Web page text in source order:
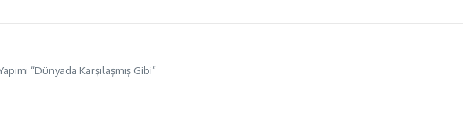
“Dünyada Karşılaşmış Gibi”